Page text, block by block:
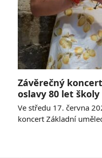
Závěrečný
oslavy 80 let školy
Ve středu 17. června
koncert Základní